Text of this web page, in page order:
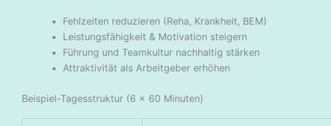
Fehlzeiten reduzieren (Reha, Krankheit, BEM)
Leistungsfähigkeit & Motivation steigern
Führung und Teamkultur nachhaltig stärken
Attraktivität als Arbeitgeber erhöhen
Beispiel-Tagesstruktur (6 × 60 Minuten)